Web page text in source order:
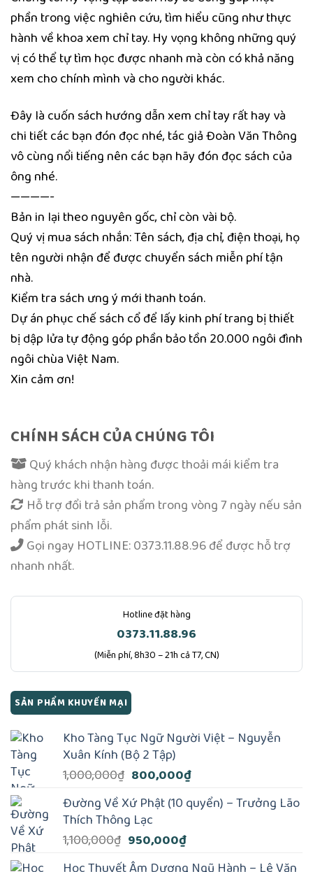
phần trong việc nghiên cứu, tìm hiểu cũng như thực
hành về khoa xem chỉ tay. Hy vọng không những quý
vị có thể tự tìm học được nhanh mà còn có khả năng
xem cho chính mình và cho người khác.
Đây là cuốn sách hướng dẫn xem chỉ tay rất hay và
chi tiết các bạn đón đọc nhé, tác giả Đoàn Văn Thông
vô cùng nổi tiếng nên các bạn hãy đón đọc sách của
ông nhé.
————-
Bản in lại theo nguyên gốc, chỉ còn vài bộ.
Quý vị mua sách nhắn: Tên sách, địa chỉ, điện thoại, họ
tên người nhận để được chuyển sách miễn phí tận
nhà.
Kiểm tra sách ưng ý mới thanh toán.
Dự án phục chế sách cổ để lấy kinh phí trang bị thiết
bị dập lửa tự động góp phần bảo tồn 20.000 ngôi đình
ngôi chùa Việt Nam.
Xin cảm ơn!
CHÍNH SÁCH CỦA CHÚNG TÔI
Quý khách nhận hàng được thoải mái kiểm tra
hàng trước khi thanh toán.
Hỗ trợ đổi trả sản phẩm trong vòng 7 ngày nếu sản
phẩm phát sinh lỗi.
Gọi ngay HOTLINE: 0373.11.88.96để được hỗ trợ
nhanh nhất.
Hotline đặt hàng
0373.11.88.96
(Miễn phí, 8h30 – 21h cả T7, CN)
SẢN PHẨM KHUYẾN MẠI
Kho Tàng Tục Ngữ Người Việt – Nguyễn
Xuân Kính (Bộ 2 Tập)
1,000,000₫ Giá
là:
1,000,000₫.
800,000₫Giá
hiện
tại
Đường Về Xứ Phật (10 quyển) – Trưởng Lão
Thích Thông Lạc
1,100,000₫ Giá
gốc
950,000₫Giá